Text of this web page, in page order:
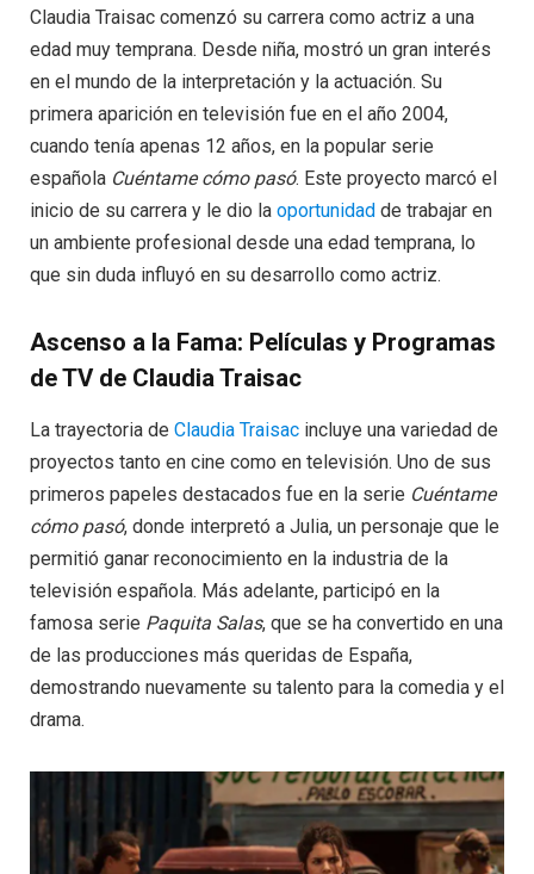
Claudia Traisac comenzó su carrera como actriz a una
edad muy temprana. Desde niña, mostró un gran interés
en el mundo de la interpretación y la actuación. Su
primera aparición en televisión fue en el año 2004,
cuando tenía apenas 12 años, en la popular serie
española Cuéntame cómo pasó. Este proyecto marcó el
inicio de su carrera y le dio la oportunidad de trabajar en
un ambiente profesional desde una edad temprana, lo
que sin duda influyó en su desarrollo como actriz.
Ascenso a la Fama: Películas y Programas
de TV de Claudia Traisac
La trayectoria de Claudia Traisac incluye una variedad de
proyectos tanto en cine como en televisión. Uno de sus
primeros papeles destacados fue en la serie Cuéntame
cómo pasó, donde interpretó a Julia, un personaje que le
permitió ganar reconocimiento en la industria de la
televisión española. Más adelante, participó en la
famosa serie Paquita Salas, que se ha convertido en una
de las producciones más queridas de España,
demostrando nuevamente su talento para la comedia y el
drama.